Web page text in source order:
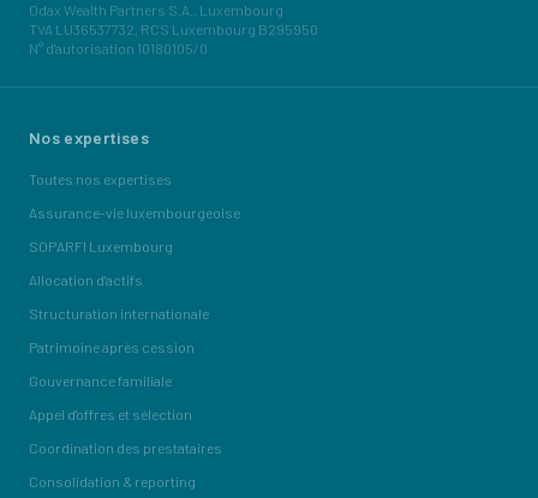
Odax Wealth Partners S.A., Luxembourg
TVA LU36537732, RCS Luxembourg B295950
N° d'autorisation 10180105/0
Nos expertises
Toutes nos expertises
Assurance-vie luxembourgeoise
SOPARFI Luxembourg
Allocation d'actifs
Structuration internationale
Patrimoine après cession
Gouvernance familiale
Appel d'offres et sélection
Coordination des prestataires
Consolidation & reporting